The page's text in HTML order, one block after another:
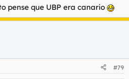
pense que UBP era canario
#79